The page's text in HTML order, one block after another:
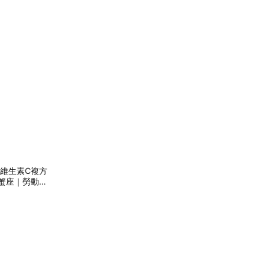
生素C複方
座｜勞動節
室友